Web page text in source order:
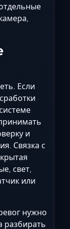
Если
и
Связка с
свет,
или
нужно
разбирать